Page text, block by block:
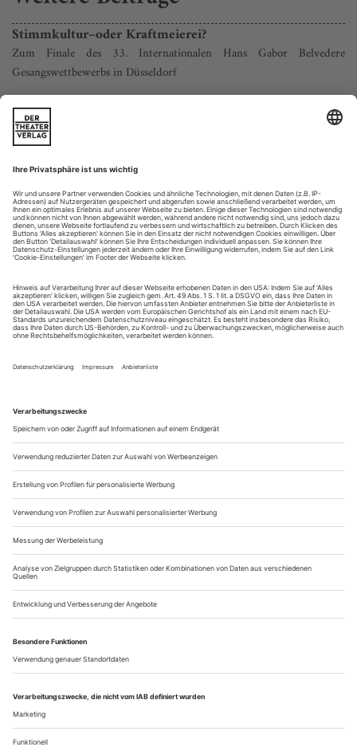
Stimmkultur–oder Kraftmeierei?
Zum Finale des 33. Internationalen Hans Gabor Belvedere
Gesangswettbewerbs in Düsseldorf
In den 1950er-Jahren ließ der Wiener Chansonnier Hermann
Leopoldi im Liede einen wegen nächtlicher Ruhestörung
eingebuchteten «stillen Zecher» jammern: «Geh’n S’ nur in d’
Oper rein – dort singen d’ Leut’ viel lauter noch, aber die
sperrt keiner ein.» Man sieht, das Missverständnis, Lautstärke
sei eine Qualität des Operngesangs, ist nicht neu. Schon Verdi
hat...
Schonungslos
Nürnberg / Opernhaus
Die Internationalen Gluck-Opern-Festspiele hat 2005 der
gerufen. Im Gluck-Jahr 2014 fanden sie zum fünften Mal
Der Opernreformer selbst war im Programm mit einer
konzertanten Aufführung von «Iphigenie in Aulis» in der
Bearbeitung Richard Wagners sowie...
Heillose Welt, Schöne Nacht
Leoncavallo: Der Bajazzo
Mascagni: Cavalleria rusticana
Heidenheim / Burg Hellenstein
Bei den Opernfestspielen in Heidenheim hat man in der
diesjährigen Jubiläumssaison zum 50-jährigen Bestehen des
Festivals auf die sattsam erprobte Zwangsvermählung zweier
musikdramatischer ­Eifersuchtsdramen aus Italien gesetzt,
Ruggero Leoncavallos Einakter «Der Bajazzo» mit Pietro
Mascagnis «Cavalleria rusticana». Aber auf ungewöhnliche
Weise miteinander...